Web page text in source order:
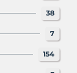
38
7
154